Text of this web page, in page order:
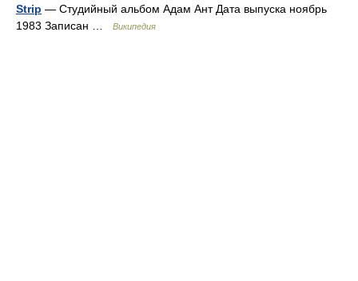
Strip — Студийный альбом Адам Ант Дата выпуска ноябрь
1983 Записан …
Википедия